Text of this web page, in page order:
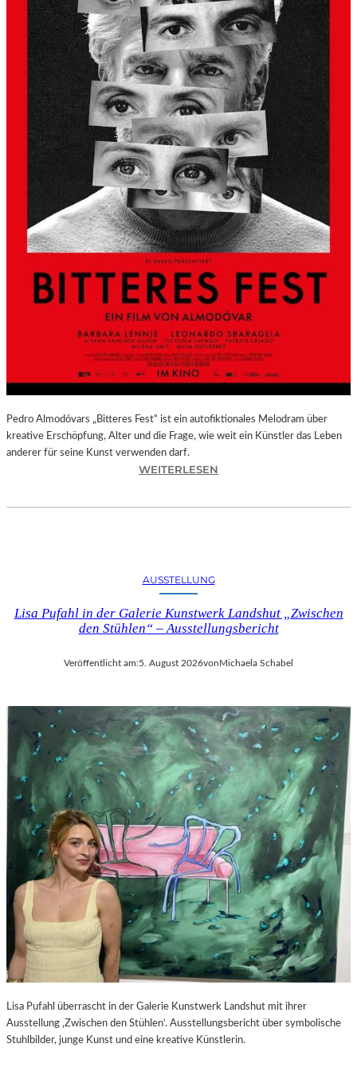
S
L
B
E
R
G
A
L
S
K
Ü
N
S
T
L
H
A
U
S
–
A
S
S
R
I
H
S
C
H
A
B
E
L
-
K
U
L
T
U
R
-
B
O
G
Pedro Almodóvars „Bitteres Fest“ ist ein autofiktionales Melodram über
kreative Erschöpfung, Alter und die Frage, wie weit ein Künstler das Leben
anderer für seine Kunst verwenden darf.
WEITERLESEN
S
F
S
–
F
I
L
M
K
R
I
T
I
K
Z
U
P
E
D
O
A
L
AUSSTELLUNG
Lisa Pufahl in der Galerie Kunstwerk Landshut „Zwischen
den Stühlen“ – Ausstellungsbericht
Veröffentlicht am:5. August 2026von Michaela Schabel
Lisa Pufahl überrascht in der Galerie Kunstwerk Landshut mit ihrer
Ausstellung ‚Zwischen den Stühlen‘. Ausstellungsbericht über symbolische
Stuhlbilder, junge Kunst und eine kreative Künstlerin.